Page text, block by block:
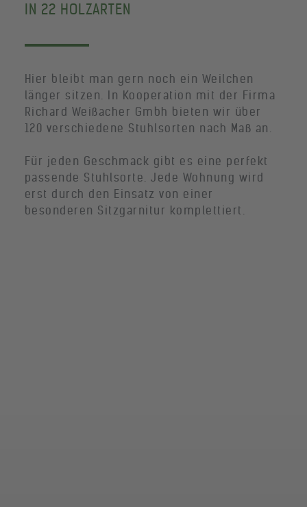
IN 22 HOLZARTEN
Hier bleibt man gern noch ein Weilchen
länger sitzen. In Kooperation mit der Firma
Richard Weißacher Gmbh bieten wir über
120 verschiedene Stuhlsorten nach Maß an.
Für jeden Geschmack gibt es eine perfekt
passende Stuhlsorte. Jede Wohnung wird
erst durch den Einsatz von einer
besonderen Sitzgarnitur komplettiert.